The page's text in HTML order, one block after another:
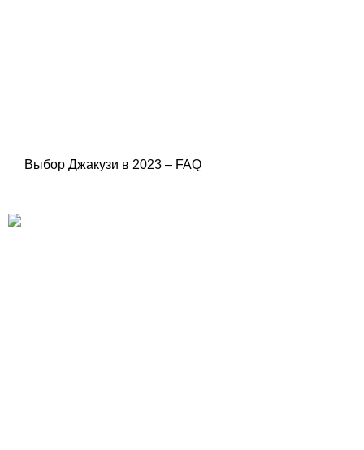
Выбор Джакузи в 2023 – FAQ